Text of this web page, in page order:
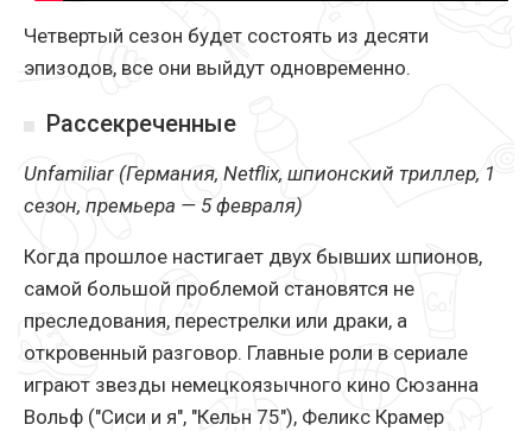
Четвертый сезон будет состоять из десяти
эпизодов, все они выйдут одновременно.
Рассекреченные
Unfamiliar (Германия, Netflix, шпионский триллер, 1
сезон, премьера — 5 февраля)
Когда прошлое настигает двух бывших шпионов,
самой большой проблемой становятся не
преследования, перестрелки или драки, а
откровенный разговор. Главные роли в сериале
играют звезды немецкоязычного кино Сюзанна
Вольф ("Сиси и я", "Кельн 75"), Феликс Крамер